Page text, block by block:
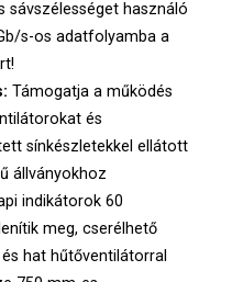
sávszélességet használó
s-os adatfolyamba a
Támogatja a működés
és
sínkészletekkel ellátott
állványokhoz
indikátorok 60
meg, cserélhető
hat hűtőventilátorral